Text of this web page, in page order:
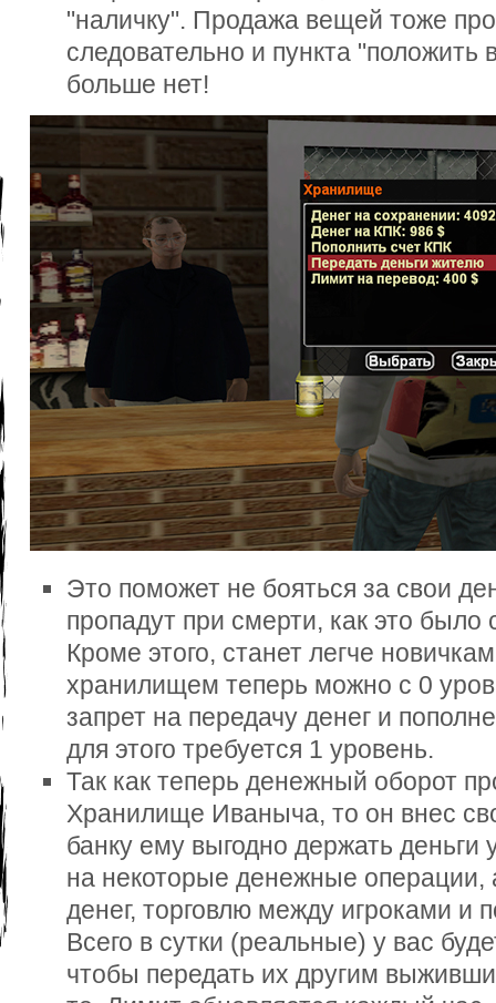
"наличку". Продажа вещей тоже
следовательно и пункта
больше нет!
Это поможет не бояться за свои
пропадут при смерти, как это
Кроме этого, станет легче
хранилищем теперь можно с 0
запрет на передачу денег и
для этого требуется 1 уровень.
Так как теперь денежный оборот
Хранилище Иваныча, то он внес
банку ему выгодно держать
на некоторые денежные операции,
денег, торговлю между игроками и
Всего в сутки (реальные) у вас
чтобы передать их другим